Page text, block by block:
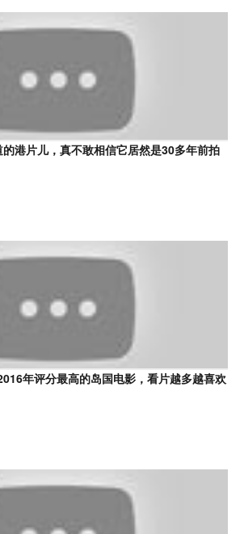
的港片儿，真不敢相信它居然是30多年前拍
年评分最高的岛国电影，看片越多越喜欢